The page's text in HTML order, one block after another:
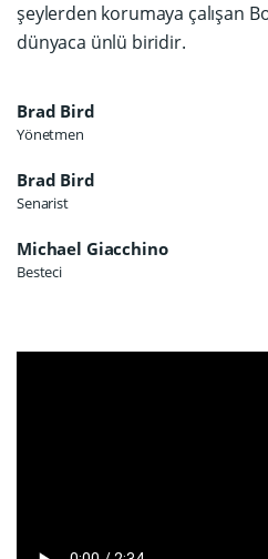
şeylerden korumaya çalışan
dünyaca ünlü biridir.
Brad Bird
Yönetmen
Brad Bird
Senarist
Michael Giacchino
Besteci